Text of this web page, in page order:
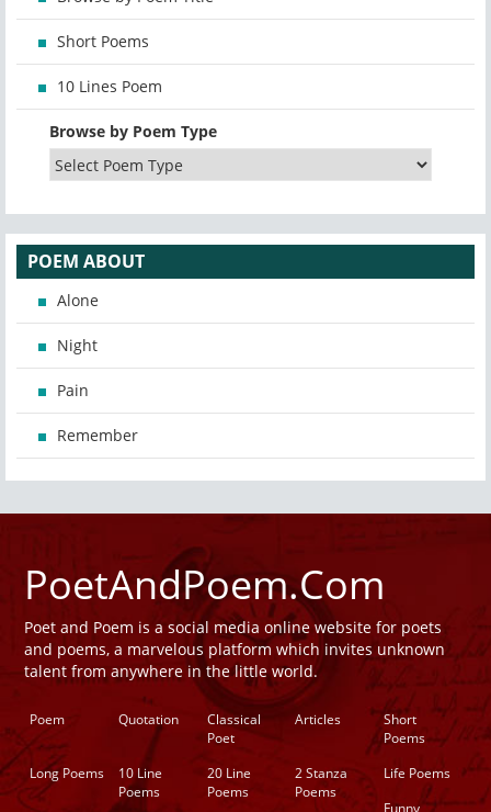
Short Poems
10 Lines Poem
Browse by Poem Type
POEM ABOUT
Alone
Night
Pain
Remember
PoetAndPoem.Com
Poet and Poem is a social media online website for poets
and poems, a marvelous platform which invites unknown
talent from anywhere in the little world.
Poem Quotation
Classical
Poet
Articles
Short
Poems
Long Poems
10 Line
Poems
20 Line
Poems
2 Stanza
Poems
Life Poems